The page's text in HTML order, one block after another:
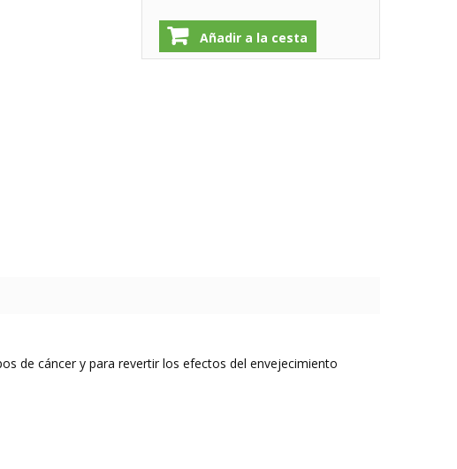
Añadir a la cesta
de cáncer y para revertir los efectos del envejecimiento